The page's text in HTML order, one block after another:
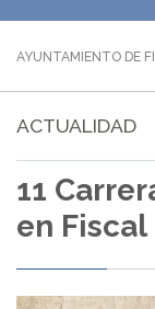
AYUNTAMIENTO DE
ACTUALIDAD
11
en Fiscal